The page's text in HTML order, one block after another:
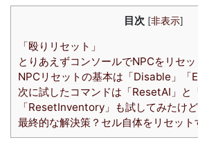
目次 [非表示]
「殴りリセット」
とりあえずコンソールでNPCをリセ
NPCリセットの基本は「Disable」「
次に試したコマンドは「ResetAI」と
「ResetInventory」も試してみたけど
最終的な解決策？セル自体をリセット